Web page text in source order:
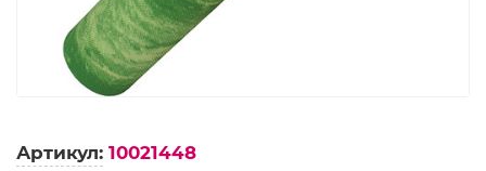
Артикул: 10021448